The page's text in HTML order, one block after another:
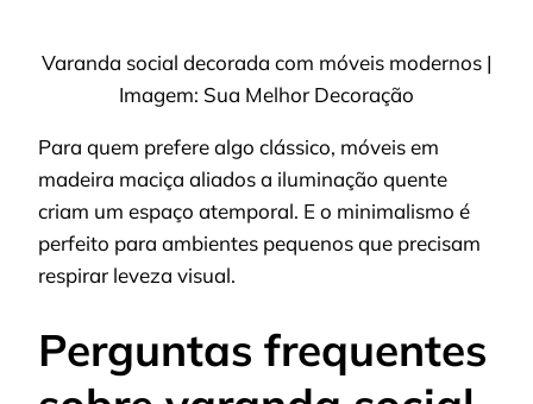
Varanda social decorada com móveis modernos |
Imagem: Sua Melhor Decoração
Para quem prefere algo clássico, móveis em
madeira maciça aliados a iluminação quente
criam um espaço atemporal. E o minimalismo é
perfeito para ambientes pequenos que precisam
respirar leveza visual.
Perguntas frequentes